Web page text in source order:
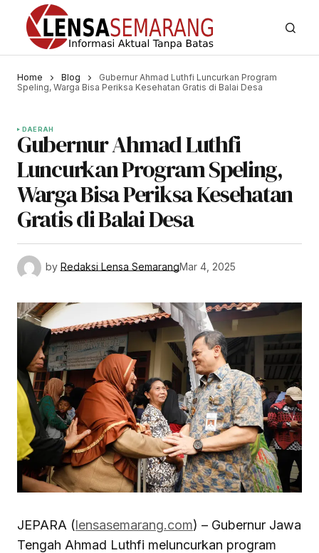
Home Blog
Gubernur Ahmad Luthfi Luncurkan Program
Speling, Warga Bisa Periksa Kesehatan Gratis di Balai Desa
DAERAH
Gubernur Ahmad Luthfi
Luncurkan Program Speling,
Warga Bisa Periksa Kesehatan
Gratis di Balai Desa
by Redaksi Lensa SemarangMar 4, 2025
JEPARA (lensasemarang.com) – Gubernur Jawa
Tengah Ahmad Luthfi meluncurkan program